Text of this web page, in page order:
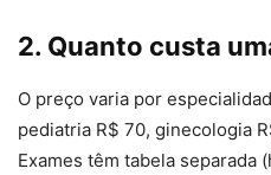
2. Quanto custa
O preço varia por
pediatria R$ 70, ginecologia
Exames têm tabela separada